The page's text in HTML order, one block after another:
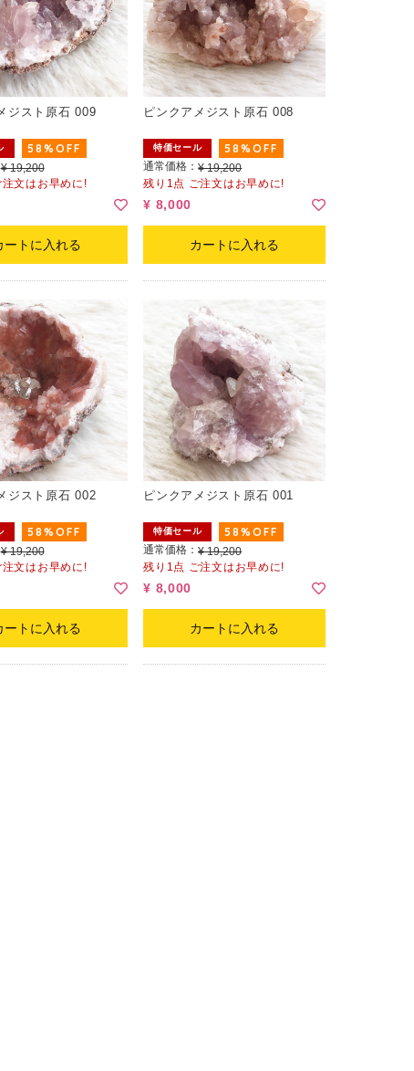
ジスト原石 009
58%OFF
¥ 19,200
文はお早めに!
ートに入れる
ピンクアメジスト原石 008
特価セール 58%OFF
通常価格：¥ 19,200
残り1点 ご注文はお早めに!
¥ 8,000
カートに入れる
ジスト原石 002
58%OFF
¥ 19,200
文はお早めに!
ートに入れる
ピンクアメジスト原石 001
特価セール 58%OFF
通常価格：¥ 19,200
残り1点 ご注文はお早めに!
¥ 8,000
カートに入れる